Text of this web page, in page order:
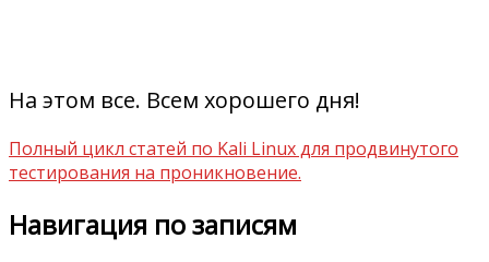
На этом все. Всем хорошего дня!
Полный цикл статей по Kali Linux для продвинутого
тестирования на проникновение.
Навигация по записям